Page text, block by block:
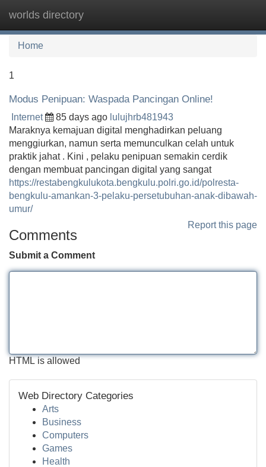
worlds directory
Home
1
Modus Penipuan: Waspada Pancingan Online!
Internet 85 days ago lulujhrb481943
Maraknya kemajuan digital menghadirkan peluang
menggiurkan, namun serta memunculkan celah untuk
praktik jahat . Kini , pelaku penipuan semakin cerdik
dengan membuat pancingan digital yang sangat
https://restabengkulukota.bengkulu.polri.go.id/polresta-
bengkulu-amankan-3-pelaku-persetubuhan-anak-dibawah-
umur/
Report this page
Comments
Submit a Comment
HTML is allowed
Web Directory Categories
Arts
Business
Computers
Games
Health